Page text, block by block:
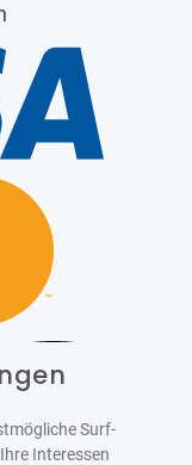
Surf-
Interessen